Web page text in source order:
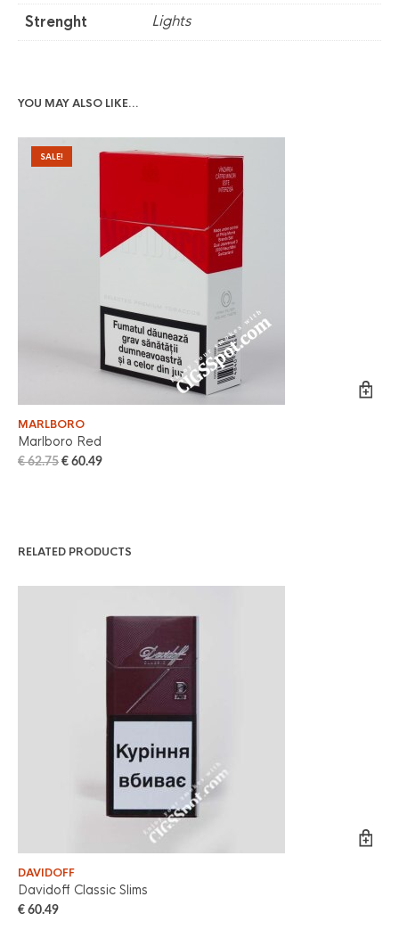
Strenght
Lights
YOU MAY ALSO LIKE…
SALE!
MARLBORO
Marlboro Red
€62.75 € 60.49
RELATED PRODUCTS
DAVIDOFF
Davidoff Classic Slims
€ 60.49